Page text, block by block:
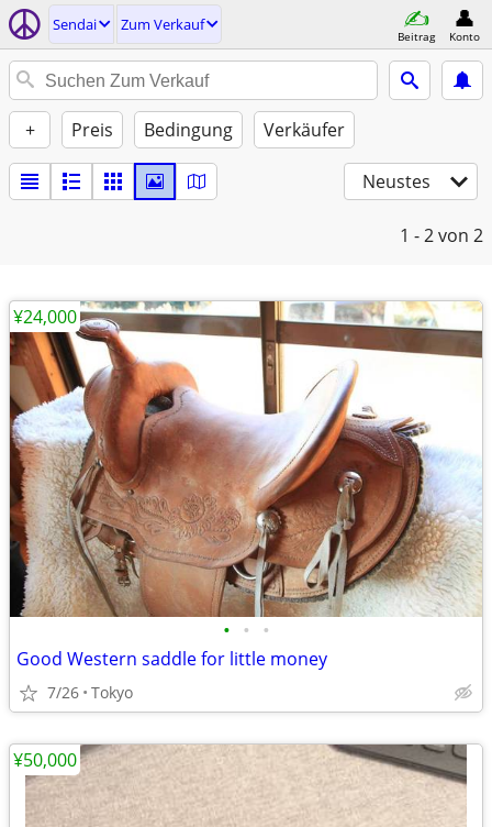
Sendai Zum Verkauf
Beitrag Konto
+ Preis Bedingung Verkäufer
Neustes
1 - 2von 2
• • •
Good Western saddle for little money
7/26 Tokyo
¥24,000
¥50,000